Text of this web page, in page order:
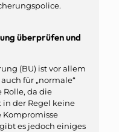
überprüfen und
(BU) ist vor allem
für „normale“
Rolle, da die
der Regel keine
Kompromisse
es jedoch einiges